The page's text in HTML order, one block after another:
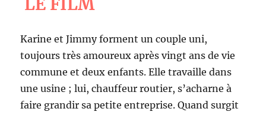
Karine et Jimmy forment un couple uni,
toujours très amoureux après vingt ans de vie
commune et deux enfants. Elle travaille dans
une usine ; lui, chauffeur routier, s’acharne à
faire grandir sa petite entreprise. Quand surgit